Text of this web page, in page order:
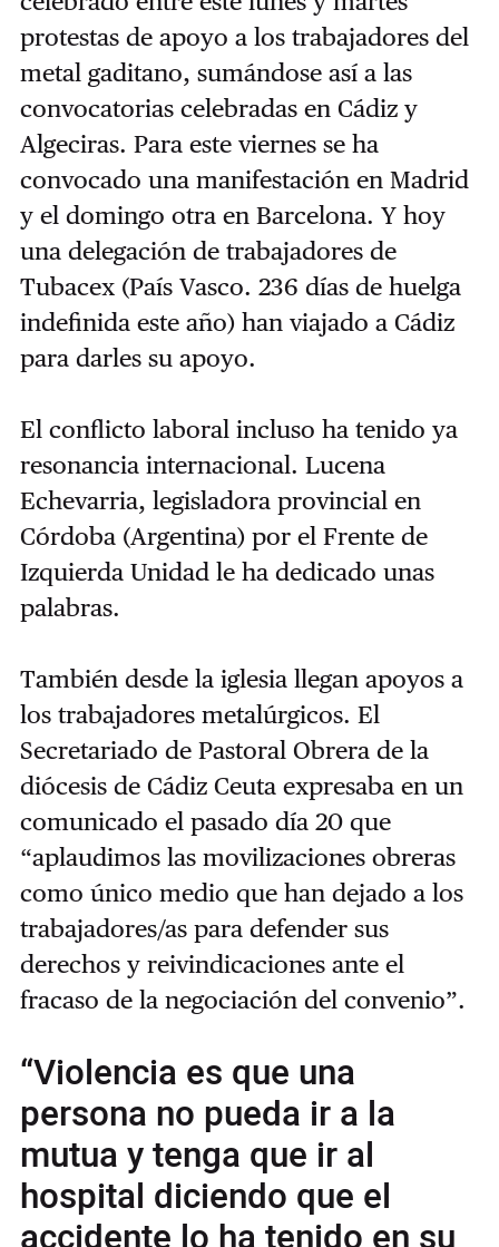
protestas de apoyo a los trabajadores del
metal gaditano, sumándose así a las
convocatorias celebradas en Cádiz y
Algeciras. Para este viernes se ha
convocado una manifestación en Madrid
y el domingo otra en Barcelona. Y hoy
una delegación de trabajadores de
Tubacex (País Vasco. 236 días de huelga
indefinida este año) han viajado a Cádiz
para darles su apoyo.
El conflicto laboral incluso ha tenido ya
resonancia internacional. Lucena
Echevarria, legisladora provincial en
Córdoba (Argentina) por el Frente de
Izquierda Unidad le ha dedicado unas
palabras.
También desde la iglesia llegan apoyos a
los trabajadores metalúrgicos. El
Secretariado de Pastoral Obrera de la
diócesis de Cádiz Ceuta expresaba en un
comunicado el pasado día 20 que
“aplaudimos las movilizaciones obreras
como único medio que han dejado a los
trabajadores/as para defender sus
derechos y reivindicaciones ante el
fracaso de la negociación del convenio”.
“Violencia es que una
persona no pueda ir a la
mutua y tenga que ir al
hospital diciendo que el